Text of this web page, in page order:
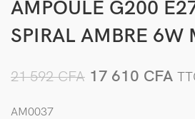
AMPOULE G200
SPIRAL AMBRE
21 592CFA 17 610 CFA
AM0037